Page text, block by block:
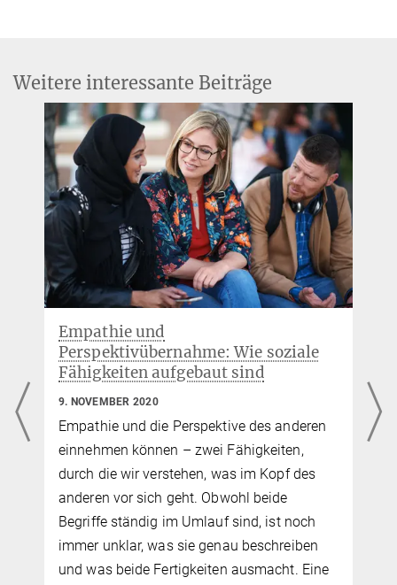
hennebach@...
Weitere interessante Beiträge
Von flauschig bis wertvoll: Wie das
Gehirn Objekte erkennt
16. OKTOBER 2020
Um einen Stuhl oder einen Hund als solchen
zu erkennen, zerlegt das Gehirn ihn in
einzelne Eigenschaften und setzt ihn
anschließend wieder zusammen. Bislang
war jedoch unklar, um welche Eigenschaften
es sich dabei handelt. Wissenschaftler des
Max-Planck-Instituts für Kognitions- und
Neurowissenschaften in Leipzig haben